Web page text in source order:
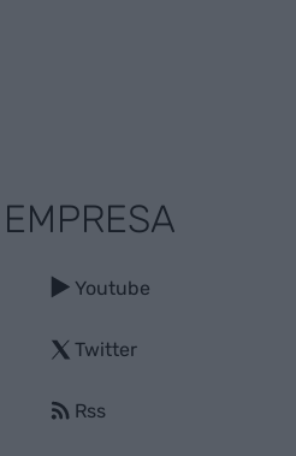
Youtube
Twitter
Rss